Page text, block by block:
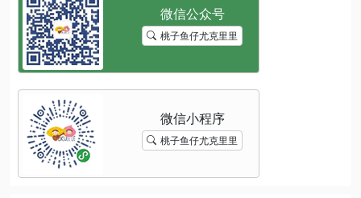
桃子鱼仔尤克里里
桃子鱼仔尤克里里